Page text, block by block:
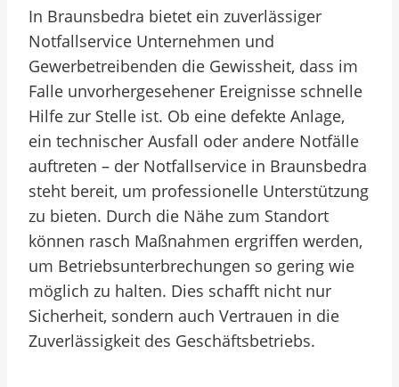
In Braunsbedra bietet ein zuverlässiger
Notfallservice Unternehmen und
Gewerbetreibenden die Gewissheit, dass im
Falle unvorhergesehener Ereignisse schnelle
Hilfe zur Stelle ist. Ob eine defekte Anlage,
ein technischer Ausfall oder andere Notfälle
auftreten – der Notfallservice in Braunsbedra
steht bereit, um professionelle Unterstützung
zu bieten. Durch die Nähe zum Standort
können rasch Maßnahmen ergriffen werden,
um Betriebsunterbrechungen so gering wie
möglich zu halten. Dies schafft nicht nur
Sicherheit, sondern auch Vertrauen in die
Zuverlässigkeit des Geschäftsbetriebs.